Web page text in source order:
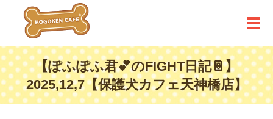
メ
【ぽふぽふ君💕のFIGHT日記📔】
2025,12,7【保護犬カフェ天神橋店】